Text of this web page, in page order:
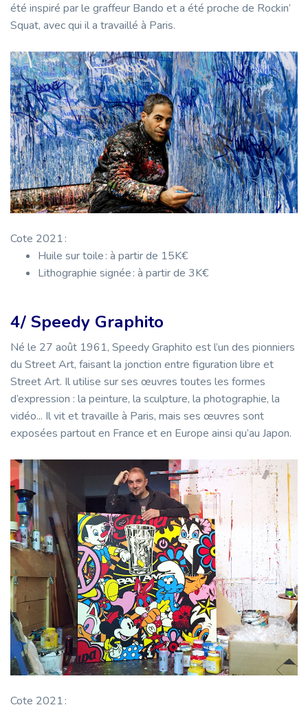
été inspiré par le graffeur Bando et a été proche de Rockin’
Squat, avec qui il a travaillé à Paris.
Cote 2021 :
Huile sur toile : à partir de 15K€
Lithographie signée : à partir de 3K€
4/ Speedy Graphito
Né le 27 août 1961, Speedy Graphito est l’un des pionniers
du Street Art, faisant la jonction entre figuration libre et
Street Art. Il utilise sur ses œuvres toutes les formes
d’expression : la peinture, la sculpture, la photographie, la
vidéo... Il vit et travaille à Paris, mais ses œuvres sont
exposées partout en France et en Europe ainsi qu’au Japon.
Cote 2021 :